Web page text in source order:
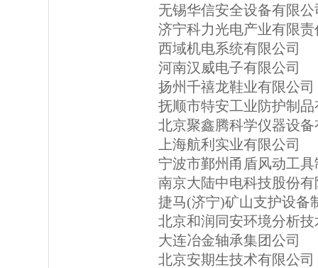
无锡华信安全设备有限公
济宁科力光电产业有限责
西域机电系统有限公司
河南汉威电子有限公司
扬州千禧龙鞋业有限公司
抚顺市特安工业防护制
北京聚鑫腾科学仪器设
上海航利实业有限公司
宁波市鄞州甬盾风动工
南京大陆中电科技股份有
捷马(济宁)矿山支护设备
北京和润同安环境分析
大连冶金轴承集团公司
北京安期生技术有限公司